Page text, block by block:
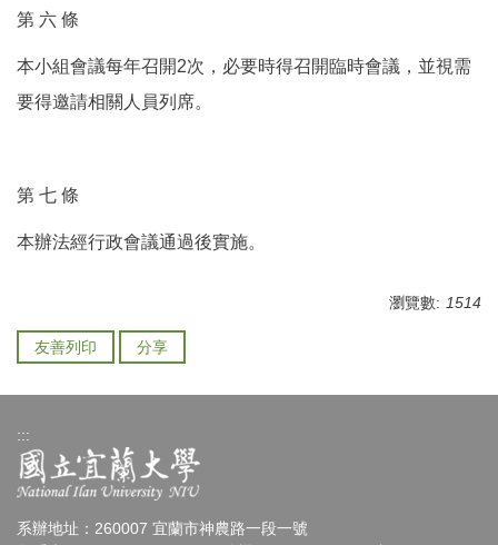
第 六 條
本小組會議每年召開2次，必要時得召開臨時會議，並視需
要得邀請相關人員列席。
第 七 條
本辦法經行政會議通過後實施。
瀏覽數: 1514
友善列印 分享
:::
系辦地址：260007 宜蘭市神農路一段一號